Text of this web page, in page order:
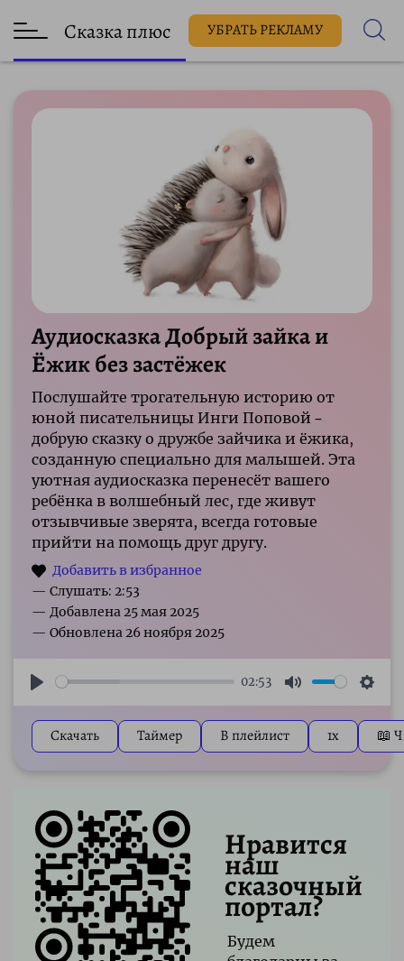
Сказка плюс УБРАТЬ РЕКЛАМУ
Аудиосказка Добрый зайка и
Ёжик без застёжек
Послушайте трогательную историю от
юной писательницы Инги Поповой –
добрую сказку о дружбе зайчика и ёжика,
созданную специально для малышей. Эта
уютная аудиосказка перенесёт вашего
ребёнка в волшебный лес, где живут
отзывчивые зверята, всегда готовые
прийти на помощь друг другу.
— Слушать: 2:53
02:53
Mute
Скачать Таймер В плейлист 1x 📖
Нравится
наш
сказочный
портал?
Будем